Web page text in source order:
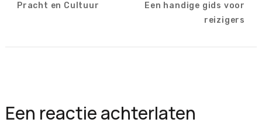
Pracht en Cultuur
Een handige gids voor
reizigers
Een reactie achterlaten